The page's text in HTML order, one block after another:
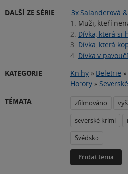
DALŠÍ ZE SÉRIE
3x Salanderová
1.
Muži, kteří
2. Dívka, která si
3. Dívka, která
4. Dívka v
KATEGORIE
Knihy » Beletrie »
Horory »
TÉMATA
zfilmováno
severské krimi
Švédsko
Přidat téma